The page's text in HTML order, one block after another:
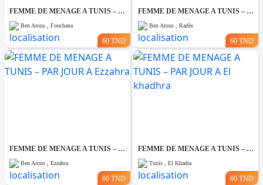
FEMME DE MENAGE A TUNIS – PAR JOUR A Fouchana
Ben Arous , Fouchana
60 TND
FEMME DE MENAGE A TUNIS – PAR JOUR A Rades
Ben Arous , Radès
60 TND
FEMME DE MENAGE A TUNIS – PAR JOUR A Ezzahra
Ben Arous , Ezzahra
60 TND
FEMME DE MENAGE A TUNIS – PAR JOUR A El khadhra
Tunis , El Khadra
60 TND